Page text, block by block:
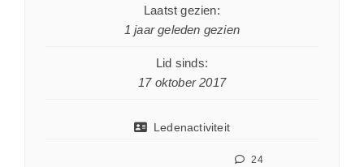
Laatst gezien:
1 jaar geleden gezien
Lid sinds:
17 oktober 2017
Ledenactiviteit
24